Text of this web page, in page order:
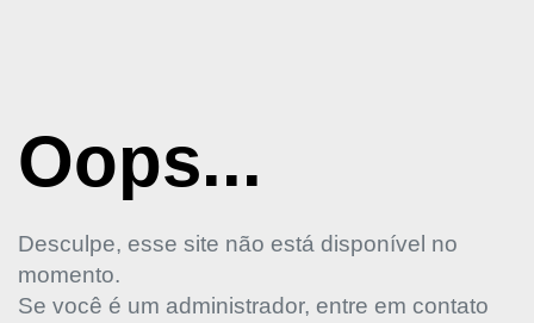
Oops...
Desculpe, esse site não está disponível no
momento.
Se você é um administrador, entre em contato